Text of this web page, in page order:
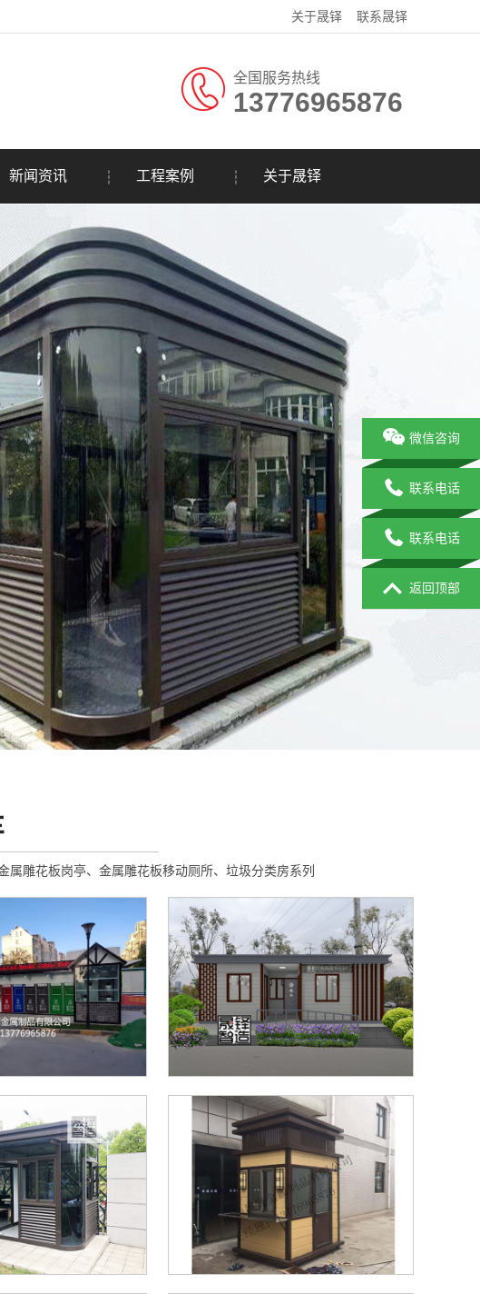
关于晟铎 联系晟铎
全国服务热线
13776965876
新闻资讯 工程案例 关于晟铎
雕花板岗亭、金属雕花板移动厕所、垃圾分类房系列
微信咨询
联系电话
联系电话
返回顶部